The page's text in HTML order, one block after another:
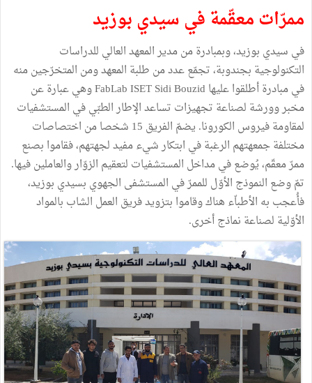
ممرّات معقّمة في سيدي بوزيد
في سيدي بوزيد، وبمبادرة من مدير المعهد العالي للدراسات
التكنولوجية بجندوبة، تجمّع عدد من طلبة المعهد ومن المتخرّجين منه
في مبادرة أطلقوا عليها FabLab ISET Sidi Bouzid وهي عبارة عن
مخبر وورشة لصناعة تجهيزات تساعد الإطار الطبّي في المستشفيات
لمقاومة فيروس الكورونا. يضمّ الفريق 15 شخصا من اختصاصات
مختلفة جمعهتهم الرغبة في ابتكار شيء مفيد لجهتهم، فقاموا بصنع
ممرّ معقّم، يُوضع في مداخل المستشفيات لتعقيم الزوّار والعاملين فيها.
تمّ وضع النموذج الأوّل للممرّ في المستشفى الجهوي بسيدي بوزيد،
فأُعجب به الأطباّء هناك وقاموا بتزويد فريق العمل الشاب بالمواد
الأوّلية لصناعة نماذج أخرى.